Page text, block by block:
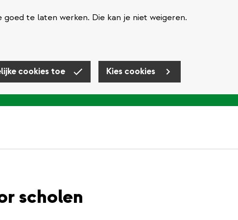
te laten werken. Die kan je niet weigeren.
cookies toe Kies cookies
scholen